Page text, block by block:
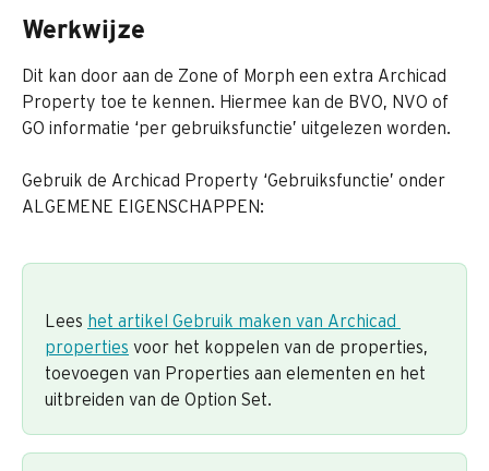
Werkwijze
Dit kan door aan de Zone of Morph een extra Archicad
Property toe te kennen. Hiermee kan de BVO, NVO of
GO informatie ‘per gebruiksfunctie’ uitgelezen worden.
Gebruik de Archicad Property ‘Gebruiksfunctie’ onder
ALGEMENE EIGENSCHAPPEN:
Lees het artikel Gebruik maken van Archicad
properties voor het koppelen van de properties,
toevoegen van Properties aan elementen en het
uitbreiden van de Option Set.